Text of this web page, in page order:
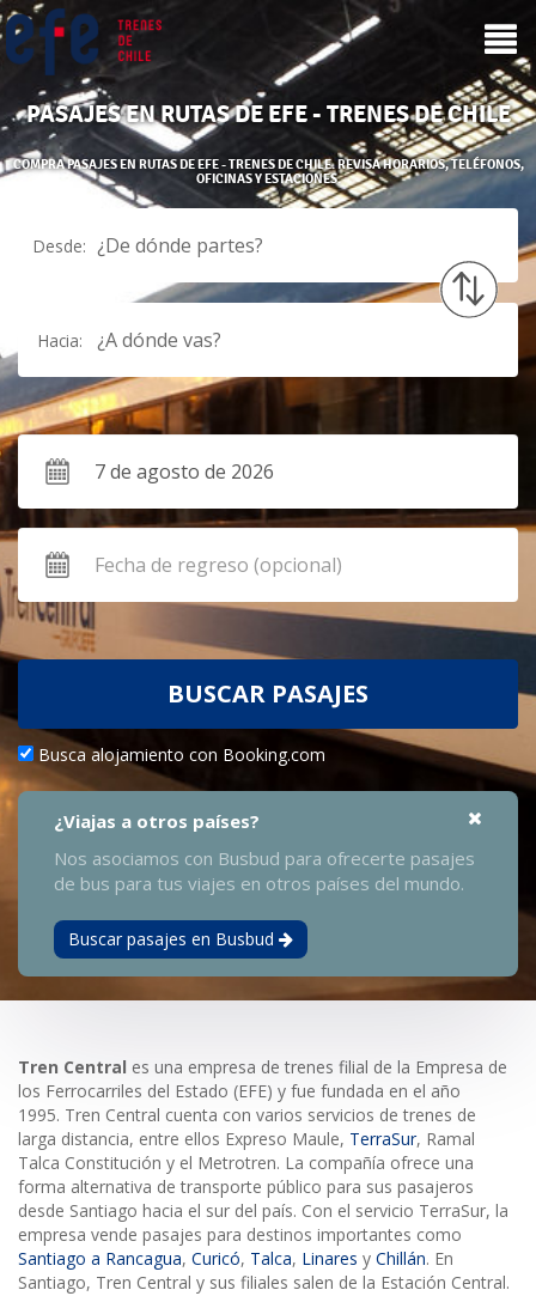
PASAJES EN RUTAS DE EFE - TRENES DE CHILE
COMPRA PASAJES EN RUTAS DE EFE - TRENES DE CHILE. REVISA HORARIOS, TELÉFONOS,
OFICINAS Y ESTACIONES.
Desde: ¿De dónde partes?
Hacia: ¿A dónde vas?
BUSCAR PASAJES
Busca alojamiento con Booking.com
¿Viajas a otros países?
Nos asociamos con Busbud para ofrecerte pasajes
de bus para tus viajes en otros países del mundo.
Buscar pasajes en Busbud
Tren Central es una empresa de trenes filial de la Empresa de
los Ferrocarriles del Estado (EFE) y fue fundada en el año
1995. Tren Central cuenta con varios servicios de trenes de
larga distancia, entre ellos Expreso Maule, TerraSur, Ramal
Talca Constitución y el Metrotren. La compañía ofrece una
forma alternativa de transporte público para sus pasajeros
desde Santiago hacia el sur del país. Con el servicio TerraSur, la
empresa vende pasajes para destinos importantes como
Santiago a Rancagua, Curicó, Talca, Linares y Chillán. En
Santiago, Tren Central y sus filiales salen de la Estación Central.